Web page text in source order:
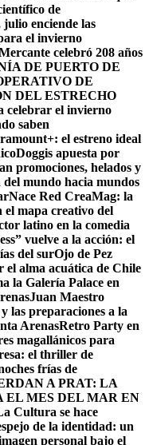
de
enciende las
el invierno
celebró 208 años
DE PUERTO DE
DE
DEL ESTRECHO
celebrar el invierno
saben
el estreno ideal
Doggis apuesta por
promociones, helados y
del mundo hacia mundos
Nace Red CreaMag: la
el mapa creativo del
latino en la comedia
vuelve a la acción: el
del surOjo de Pez
el alma acuática de Chile
la Galería Palace en
Juan Maestro
las preparaciones a la
ArenasRetro Party en
magallánicos para
el thriller de
frías de
A PRAT: LA
EL MES DEL MAR EN
Cultura se hace
de la identidad: un
personal bajo el